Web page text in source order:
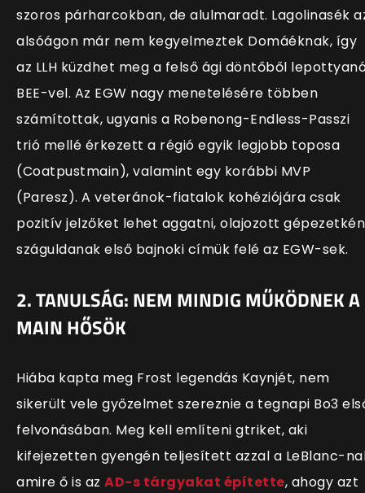
szoros párharcokban, de alulmaradt. Lagolinasék
alsóágon már nem kegyelmeztek Domáéknak, így
az LLH küzdhet meg a felső ági döntőből
BEE-vel. Az EGW nagy menetelésére többen
számítottak, ugyanis a Robenong-Endless-Passzi
trió mellé érkezett a régió egyik legjobb toposa
(Coatpustmain), valamint egy korábbi MVP
(Paresz). A veteránok-fiatalok kohéziójára csak
pozitív jelzőket lehet aggatni, olajozott
száguldanak első bajnoki címük felé az EGW-sek.
2. TANULSÁG: NEM MINDIG MŰKÖDNEK A
MAIN HŐSÖK
Hiába kapta meg Frost legendás Kaynjét, nem
sikerült vele győzelmet szereznie a tegnapi Bo3
felvonásában. Meg kell említeni gtriket, aki
kifejezetten gyengén teljesített azzal a LeBlanc-
amire ő is az AD-s tárgyakat építette, ahogy azt